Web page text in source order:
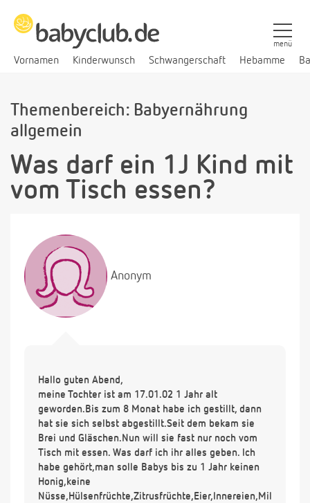
Vornamen Kinderwunsch Schwangerschaft Hebamme
menü
Themenbereich: Babyernährung
allgemein
Was darf ein 1J Kind mit
vom Tisch essen?
Anonym
Hallo guten Abend,
meine Tochter ist am 17.01.02 1 Jahr alt
geworden.Bis zum 8 Monat habe ich gestillt, dann
hat sie sich selbst abgestillt.Seit dem bekam sie
Brei und Gläschen.Nun will sie fast nur noch vom
Tisch mit essen. Was darf ich ihr alles geben. Ich
habe gehört,man solle Babys bis zu 1 Jahr keinen
Honig,keine
Nüsse,Hülsenfrüchte,Zitrusfrüchte,Eier,Innereien,Milch